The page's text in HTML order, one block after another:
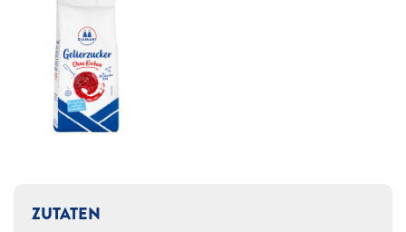
ZUTATEN